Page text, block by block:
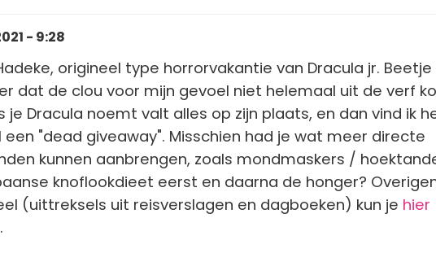
- 9:28
origineel type horrorvakantie van Dracula jr. Beetje
dat de clou voor mijn gevoel niet helemaal uit de verf
je Dracula noemt valt alles op zijn plaats, en dan vind ik
een "dead giveaway". Misschien had je wat meer directe
kunnen aanbrengen, zoals mondmaskers /
knoflookdieet eerst en daarna de honger?
(uittreksels uit reisverslagen en dagboeken) kun je hier